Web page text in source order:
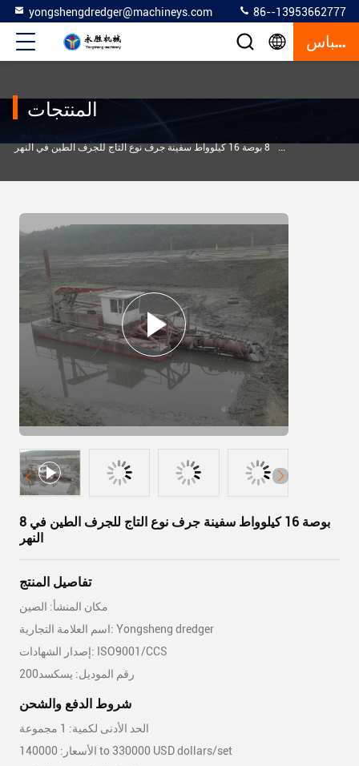
yongshengdredger@machineys.com 86--13953662777
إقتباس
المنتجات
>
> 8 بوصة 16 كيلوواط سفينة جرف نوع التاج للجرف الطين في النهر
8 بوصة 16 كيلوواط سفينة جرف نوع التاج للجرف الطين في
النهر
تفاصيل المنتج
مكان المنشأ: الصين
اسم العلامة التجارية: Yongsheng dredger
إصدار الشهادات: ISO9001/CCS
رقم الموديل: يسكسد200
شروط الدفع والشحن
الحد الأدنى لكمية: 1 مجموعة
الأسعار: 140000 to 330000 USD dollars/set